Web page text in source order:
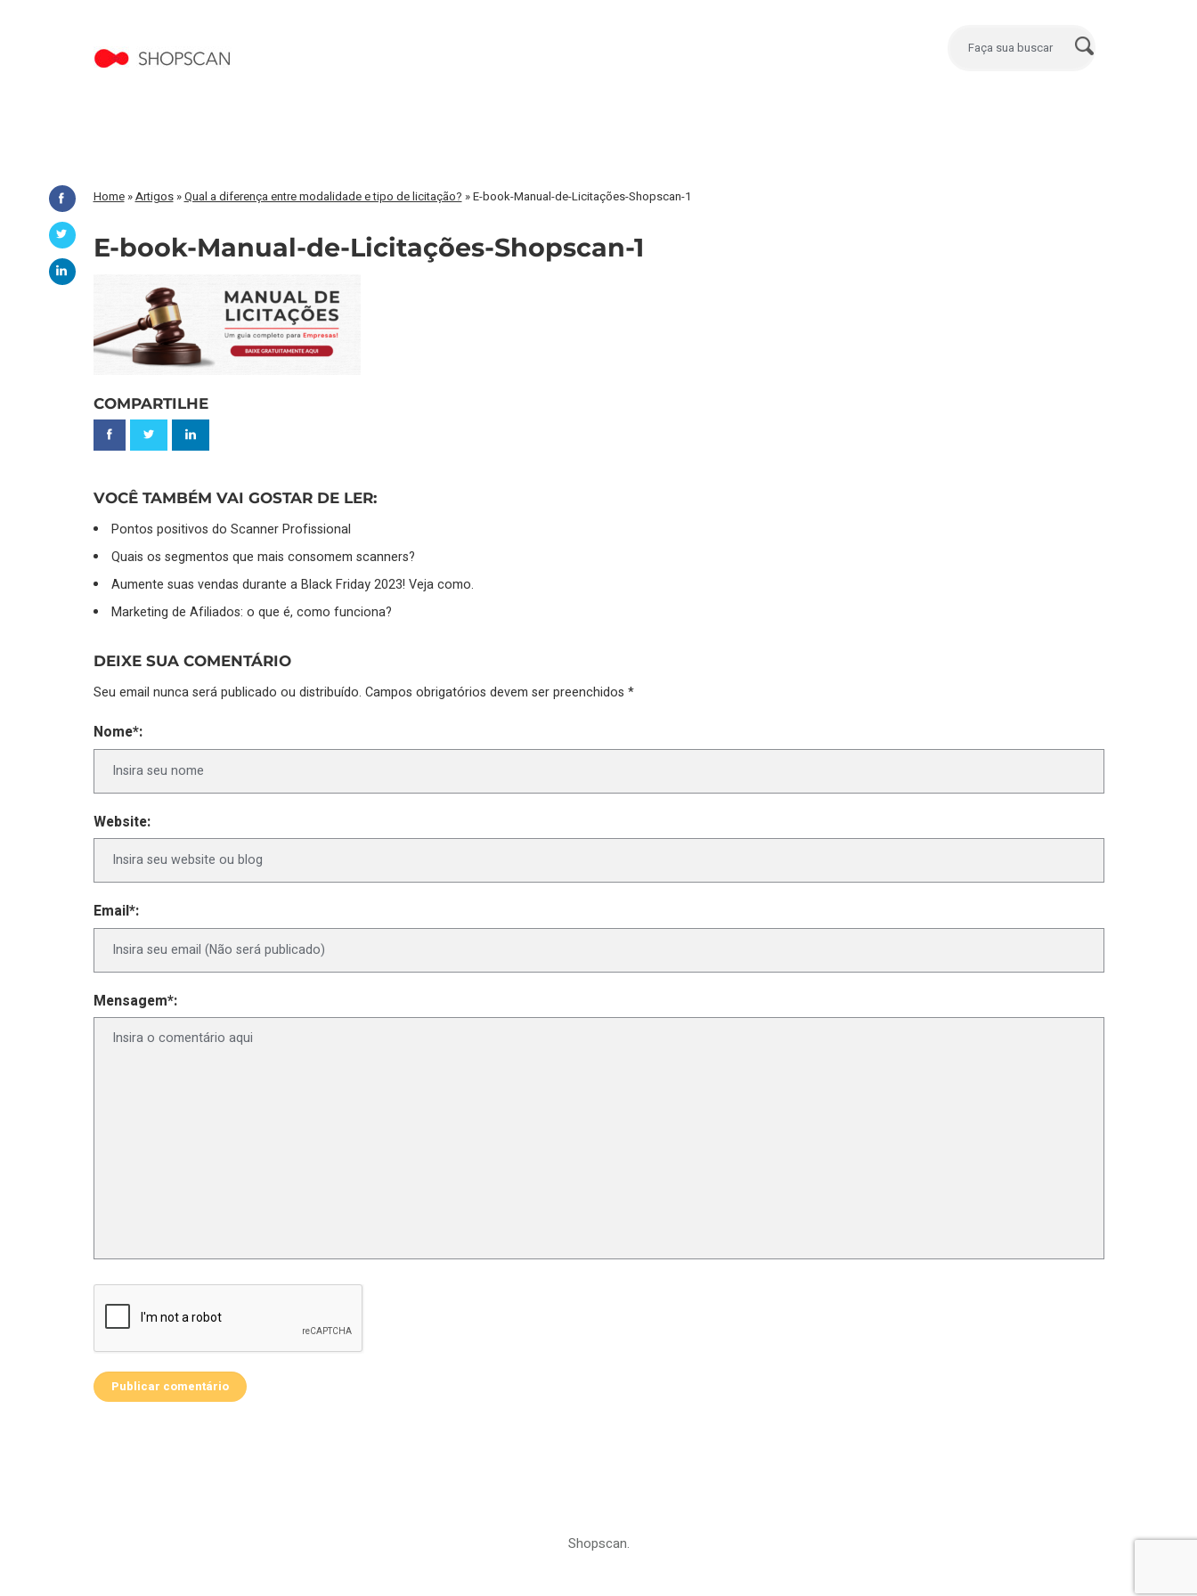
Home»Artigos»Qual a diferença entre modalidade e tipo de licitação? »E-book-Manual-de-Licitações-Shopscan-1
E-book-Manual-de-Licitações-Shopscan-1
COMPARTILHE
VOCÊ TAMBÉM VAI GOSTAR DE LER:
Pontos positivos do Scanner Profissional
Quais os segmentos que mais consomem scanners?
Aumente suas vendas durante a Black Friday 2023! Veja como.
Marketing de Afiliados: o que é, como funciona?
DEIXE SUA COMENTÁRIO
Seu email nunca será publicado ou distribuído. Campos obrigatórios devem ser preenchidos *
Nome*:
Website:
Email*:
Mensagem*:
Shopscan.